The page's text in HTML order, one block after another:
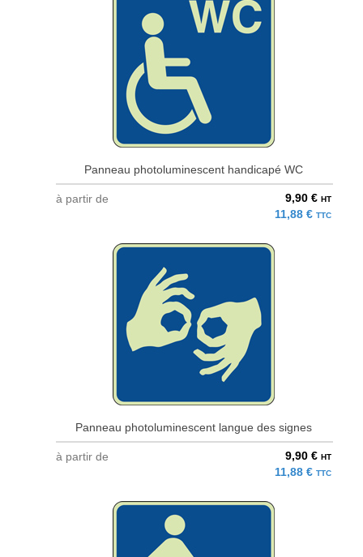
Panneau photoluminescent handicapé WC
à partir de 9,90 € HT
11,88 € TTC
Panneau photoluminescent langue des signes
à partir de 9,90 € HT
11,88 € TTC